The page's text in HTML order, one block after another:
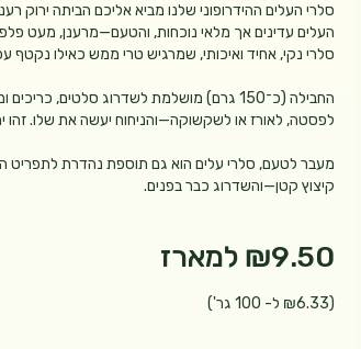
סלרי העלים ההידרופוני שלנו מביא אליכם הביתה
העלים עדינים אך מלאי נוכחות, והטעם—מרענן, מעט
סלרי נקי, אחיד ואיכותי, שמרגיש טרי ממש כאילו נקטף
החבילה (כ־150 גרם) מושלמת לשדרוג סלטים,
לפסטה, לאורז או לשקשוקה—והניחוח יעשה את שלו.
מעבר לטעם, סלרי עלים הוא גם תוספת נהדרת לתפריט
קיצוץ קטן—והשדרוג כבר בפנים.
₪9.50 למארז
(₪6.33 ל- 100 גר')